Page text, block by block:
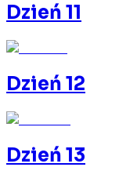
Dzień 11
Dzień 12
Dzień 13